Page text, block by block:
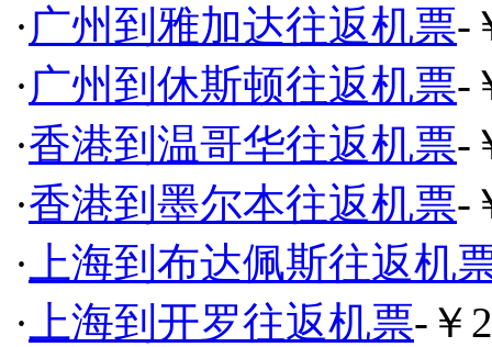
·广州到雅加达往返机票-
·广州到休斯顿往返机票-
·香港到温哥华往返机票-
·香港到墨尔本往返机票-
· 上海到布达佩斯往返机
· 上海到开罗往返机票-￥